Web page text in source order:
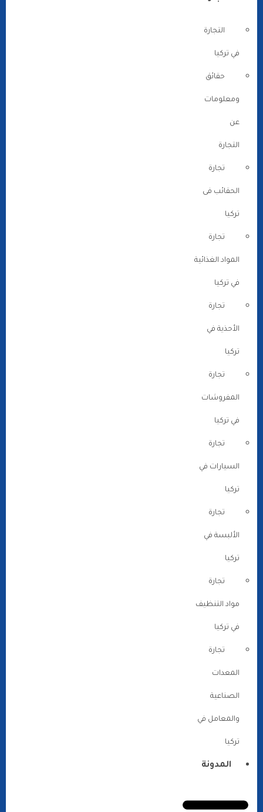
التجارة
في تركيا
حقائق
ومعلومات
عن
التجارة
تجارة
الحقائب فى
تركيا
تجارة
المواد الغذائية
في تركيا
تجارة
الأحذية في
تركيا
تجارة
المفروشات
في تركيا
تجارة
السيارات في
تركيا
تجارة
الألبسة في
تركيا
تجارة
مواد التنظيف
في تركيا
تجارة
المعدات
الصناعية
والمعامل في
تركيا
المدونة